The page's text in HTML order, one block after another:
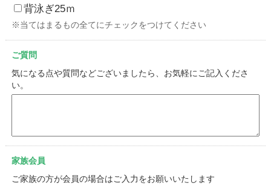
背泳ぎ25ｍ
※当てはまるもの全てにチェックをつけてください
ご質問
気になる点や質問などございましたら、お気軽にご記入くださ
い。
家族会員
ご家族の方が会員の場合はご入力をお願いいたします